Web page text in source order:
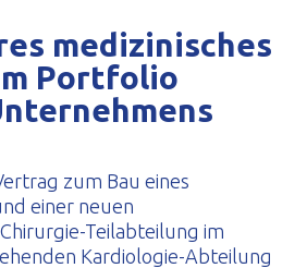
medizinisches
Portfolio
zum Bau eines
einer neuen
Teilabteilung im
Kardiologie-Abteilung